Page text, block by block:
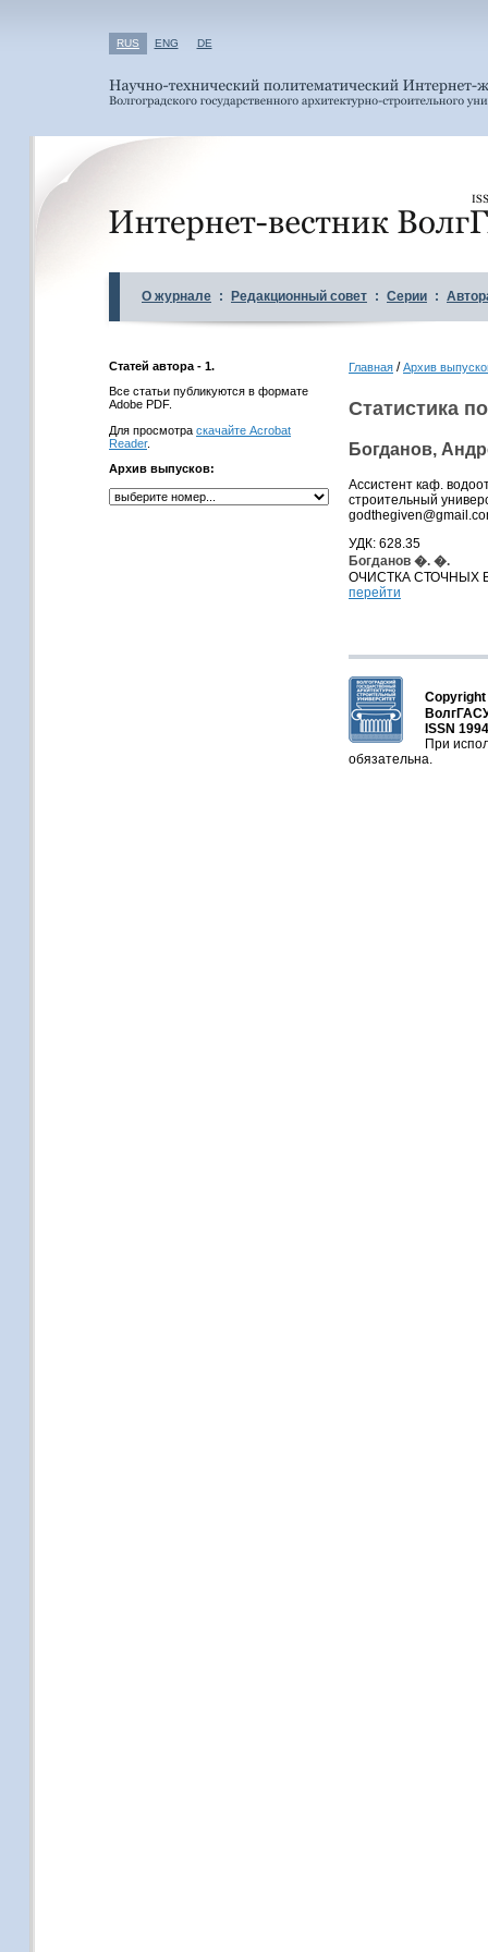
RUS ENG DE
О журнале : Редакционный совет : Серии :
Статей автора - 1.
Все статьи публикуются в формате
Adobe PDF.
Для просмотра скачайте Acrobat
Reader.
Архив выпусков:
Главная /Архив
Статистика
Богданов,
Ассистент каф.
строительный
УДК: 628.35
Богданов �. �.
ОЧИСТКА СТОЧНЫХ
перейти
Copyright
ISSN
При
обязательна.